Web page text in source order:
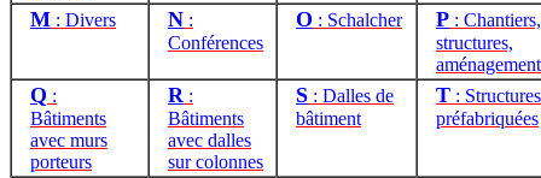
M : Divers N :
Conférences
O : Schalcher P : Chantiers,
structures,
Q :
Bâtiments
avec murs
porteurs
R :
Bâtiments
avec dalles
sur colonnes
S : Dalles de
bâtiment
T : Structures
préfabriquées